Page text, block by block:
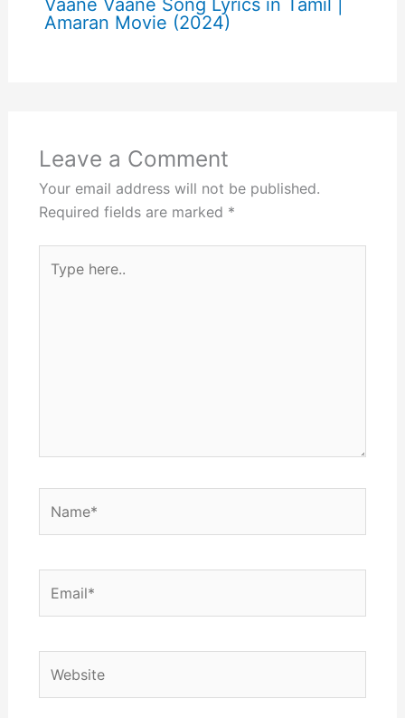
Amaran Movie (2024)
Leave a Comment
Your email address will not be published.
Required fields are marked *
here..